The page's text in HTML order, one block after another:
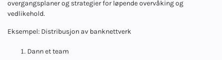
overgangsplaner og strategier for løpende overvåking og
vedlikehold.
Eksempel: Distribusjon av banknettverk
Dann et team